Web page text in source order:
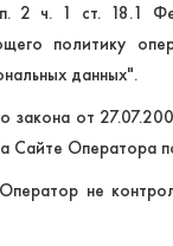
2 ч. 1 ст.
политику
данных".
закона от
Сайте Оператора
не